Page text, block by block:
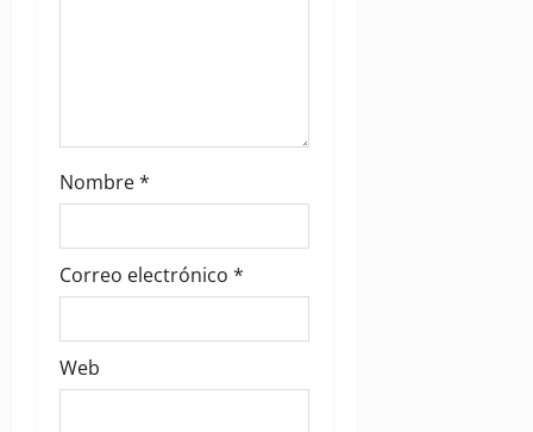
Nombre*
Correo electrónico *
Web